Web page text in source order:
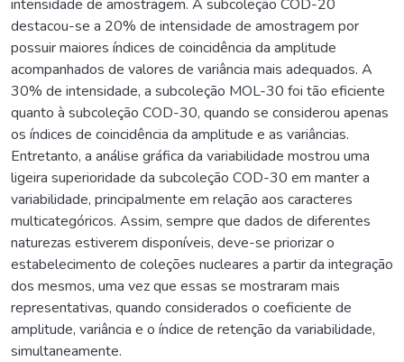
intensidade de amostragem. A subcoleção COD-20
destacou-se a 20% de intensidade de amostragem por
possuir maiores índices de coincidência da amplitude
acompanhados de valores de variância mais adequados. A
30% de intensidade, a subcoleção MOL-30 foi tão eficiente
quanto à subcoleção COD-30, quando se considerou apenas
os índices de coincidência da amplitude e as variâncias.
Entretanto, a análise gráfica da variabilidade mostrou uma
ligeira superioridade da subcoleção COD-30 em manter a
variabilidade, principalmente em relação aos caracteres
multicategóricos. Assim, sempre que dados de diferentes
naturezas estiverem disponíveis, deve-se priorizar o
estabelecimento de coleções nucleares a partir da integração
dos mesmos, uma vez que essas se mostraram mais
representativas, quando considerados o coeficiente de
amplitude, variância e o índice de retenção da variabilidade,
simultaneamente.